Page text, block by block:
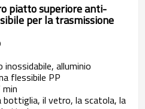
piatto superiore anti-
per latrasmissione
alluminio
flessibile PP
bottiglia, il vetro, la scatola, la